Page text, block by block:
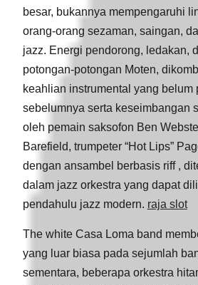
besar, bukannya mempengaruhi
orang-orang sezaman, saingan,
jazz. Energi pendorong, ledakan,
potongan-potongan Moten,
keahlian instrumental yang belum
sebelumnya serta keseimbangan
oleh pemain saksofon Ben
Barefield, trumpeter “Hot Lips”
dengan ansambel berbasis riff ,
dalam jazz orkestra yang dapat
pendahulu jazz modern. raja slot
The white Casa Loma band
yang luar biasa pada sejumlah
sementara, beberapa orkestra